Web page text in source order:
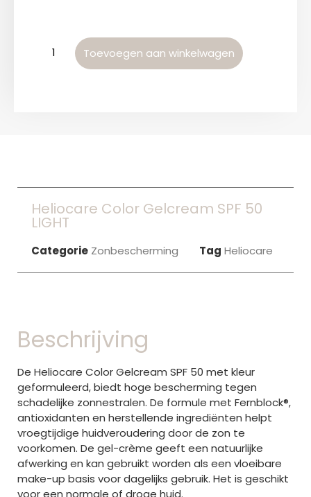
Toevoegen aan winkelwagen
Heliocare Color Gelcream SPF 50
LIGHT
Categorie Zonbescherming Tag Heliocare
Beschrijving
De Heliocare Color Gelcream SPF 50 met kleur
geformuleerd, biedt hoge bescherming tegen
schadelijke zonnestralen. De formule met Fernblock®,
antioxidanten en herstellende ingrediënten helpt
vroegtijdige huidveroudering door de zon te
voorkomen. De gel-crème geeft een natuurlijke
afwerking en kan gebruikt worden als een vloeibare
make-up basis voor dagelijks gebruik. Het is geschikt
voor een normale of droge huid.